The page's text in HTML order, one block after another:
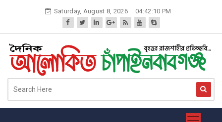
Saturday, August 8, 2026 04:42:10 PM